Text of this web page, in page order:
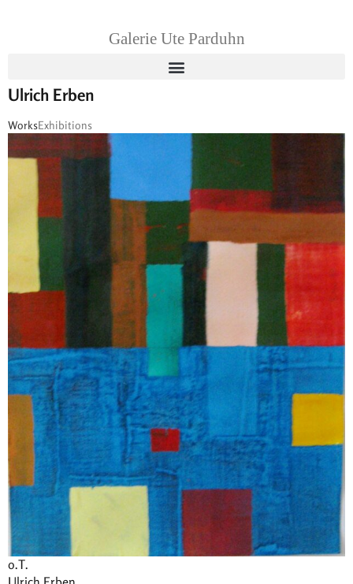
Galerie Ute Parduhn
Ulrich Erben
WorksExhibitions
o.T.